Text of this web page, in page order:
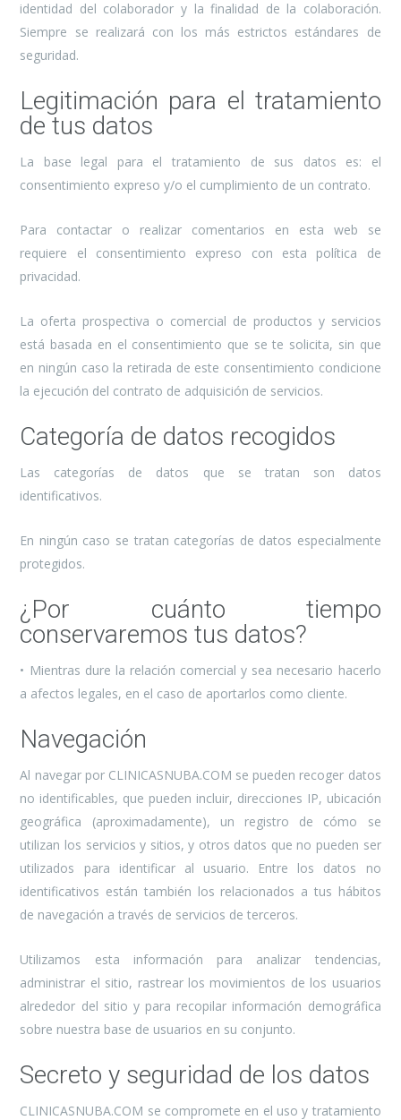
identidad del colaborador y la finalidad de la colaboración.
Siempre se realizará con los más estrictos estándares de
seguridad.
Legitimación para el tratamiento
de tus datos
La base legal para el tratamiento de sus datos es: el
consentimiento expreso y/o el cumplimiento de un contrato.
Para contactar o realizar comentarios en esta web se
requiere el consentimiento expreso con esta política de
privacidad.
La oferta prospectiva o comercial de productos y servicios
está basada en el consentimiento que se te solicita, sin que
en ningún caso la retirada de este consentimiento condicione
la ejecución del contrato de adquisición de servicios.
Categoría de datos recogidos
Las categorías de datos que se tratan son datos
identificativos.
En ningún caso se tratan categorías de datos especialmente
protegidos.
¿Por cuánto tiempo
conservaremos tus datos?
• Mientras dure la relación comercial y sea necesario hacerlo
a afectos legales, en el caso de aportarlos como cliente.
Navegación
Al navegar por CLINICASNUBA.COM se pueden recoger datos
no identificables, que pueden incluir, direcciones IP, ubicación
geográfica (aproximadamente), un registro de cómo se
utilizan los servicios y sitios, y otros datos que no pueden ser
utilizados para identificar al usuario. Entre los datos no
identificativos están también los relacionados a tus hábitos
de navegación a través de servicios de terceros.
Utilizamos esta información para analizar tendencias,
administrar el sitio, rastrear los movimientos de los usuarios
alrededor del sitio y para recopilar información demográfica
sobre nuestra base de usuarios en su conjunto.
Secreto y seguridad de los datos
CLINICASNUBA.COM se compromete en el uso y tratamiento